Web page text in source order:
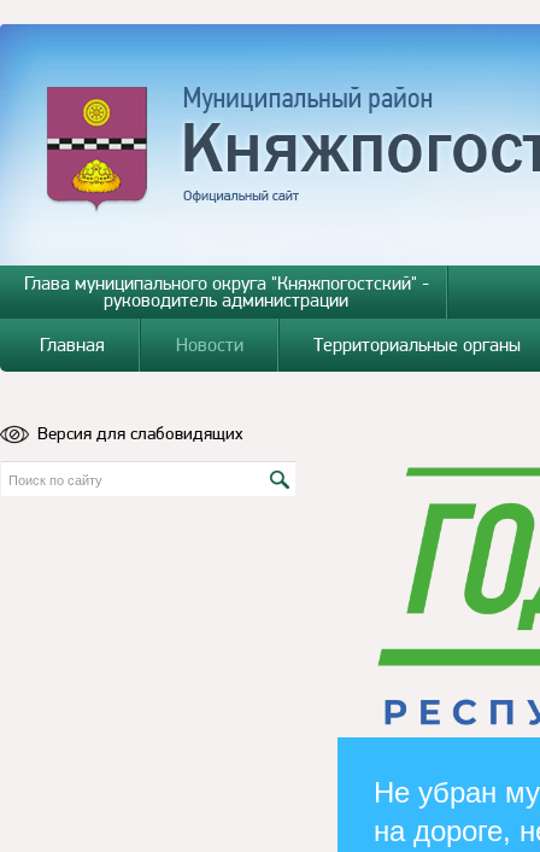
Глава муниципального округа "Княжпогостский" -
руководитель администрации
Главная
Новости Территориальные органы
Версия для слабовидящих
Не убран
на дороге,